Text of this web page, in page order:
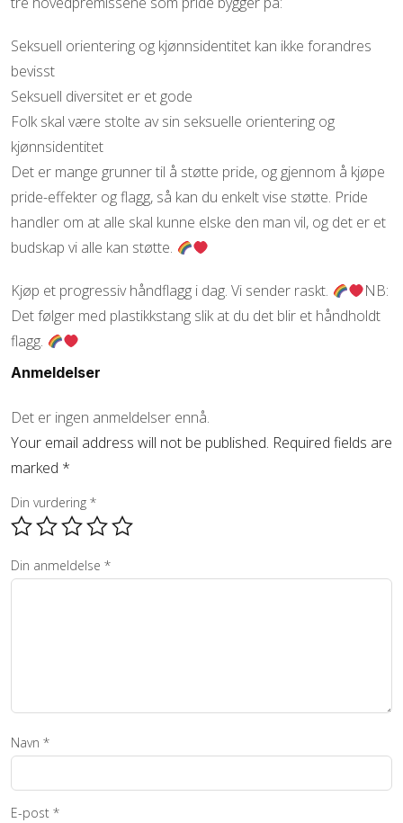
Seksuell orientering og kjønnsidentitet kan ikke forandres
bevisst
Seksuell diversitet er et gode
Folk skal være stolte av sin seksuelle orientering og
kjønnsidentitet
Det er mange grunner til å støtte pride, og gjennom å kjøpe
pride-effekter og flagg, så kan du enkelt vise støtte. Pride
handler om at alle skal kunne elske den man vil, og det er et
budskap vi alle kan støtte.
Kjøp et progressiv håndflagg i dag. Vi sender raskt.
NB:
Det følger med plastikkstang slik at du det blir et håndholdt
flagg.
Anmeldelser
Det er ingen anmeldelser ennå.
Your email address will not be published. Required fields are
marked *
Din vurdering *
Din anmeldelse *
Navn *
E-post *